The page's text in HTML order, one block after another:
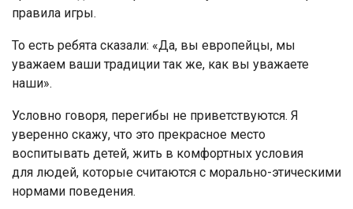
правила игры.
То есть ребята сказали: «Да, вы европейцы, мы
уважаем ваши традиции так же, как вы уважаете
наши».
Условно говоря, перегибы не приветствуются. Я
уверенно скажу, что это прекрасное место
воспитывать детей, жить в комфортных условия
для людей, которые считаются с морально-этическими
нормами поведения.